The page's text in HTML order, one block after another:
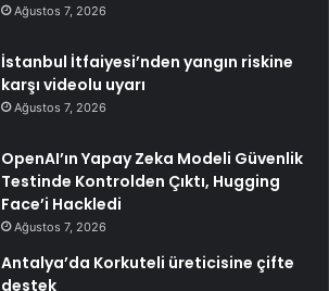
Ağustos 7, 2026
İstanbul İtfaiyesi’nden yangın riskine
karşı videolu uyarı
Ağustos 7, 2026
OpenAI’ın Yapay Zeka Modeli Güvenlik
Testinde Kontrolden Çıktı, Hugging
Face’i Hackledi
Ağustos 7, 2026
Antalya’da Korkuteli üreticisine çifte
destek